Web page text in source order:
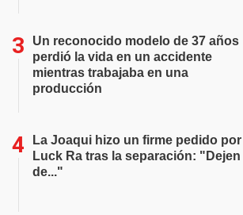
Un reconocido modelo de 37 años
perdió la vida en un accidente
mientras trabajaba en una
producción
La Joaqui hizo un firme pedido por
Luck Ra tras la separación: "Dejen
de..."